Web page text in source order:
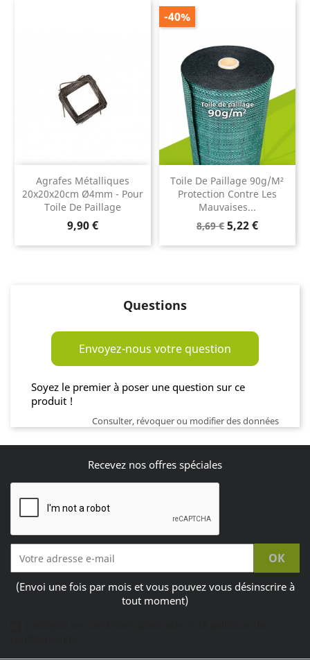
Agrafes Métalliques
20x20x20cm Ø4mm - Pour
Toile De Paillage
Prix
9,90 €
Toile De Paillage 90g/m²
Protection Contre Les
Mauvaises...
Prix
base
8,69 € Prix
5,22 €
-40%
Questions
Envoyez-nous votre question
Soyez le premier à poser une question sur ce
produit !
Consulter, révoquer ou modifier des données
Recevez nos offres spéciales
(Envoi une fois par mois et vous pouvez vous désinscrire à
tout moment)